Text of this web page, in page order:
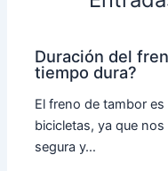
Duración del
tiempo dura?
El freno de tambor
bicicletas, ya que
segura y…